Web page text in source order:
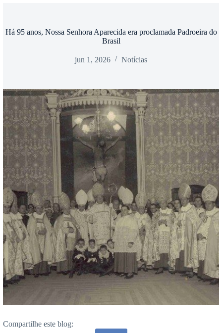
Há 95 anos, Nossa Senhora Aparecida era proclamada Padroeira do
Brasil
jun 1, 2026 Notícias
Compartilhe este blog: